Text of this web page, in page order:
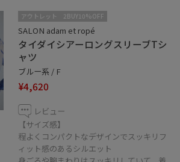
、外出が難しい方、店舗スタッフへ
からお気軽にご連絡くださいま
NEWoMan新宿店
アウトレット 2BUY10%OFF
SALON adam et ropé
タイダイシアーロングスリーブTシ
ャツ
ブルー系 / F
¥4,620
レビュー
【サイズ感】
程よくコンパクトなデザインでスッキリフ
ィット感のあるシルエット